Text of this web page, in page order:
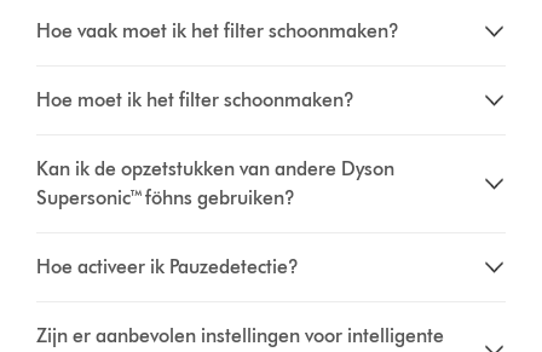
Hoe vaak moet ik het filter schoonmaken?
Hoe moet ik het filter schoonmaken?
Kan ik de opzetstukken van andere Dyson
Supersonic™ föhns gebruiken?
Hoe activeer ik Pauzedetectie?
Zijn er aanbevolen instellingen voor intelligente